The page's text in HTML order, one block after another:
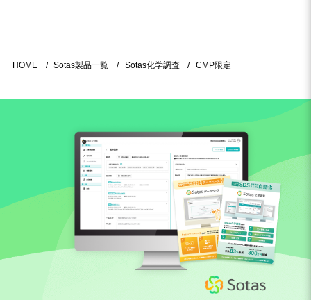
HOME Sotas製品一覧 Sotas化学調査 CMP限定